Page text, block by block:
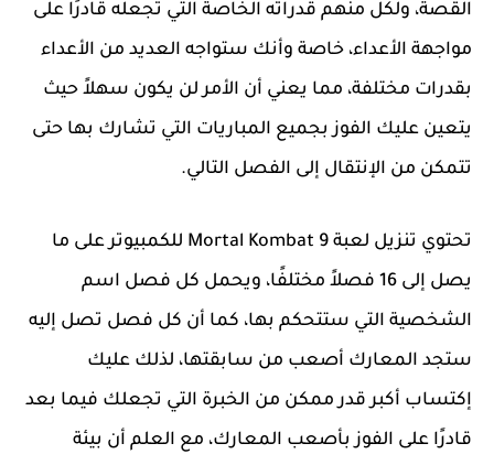
القصة، ولكل منهم قدراته الخاصة التي تجعله قادرًا على
مواجهة الأعداء، خاصة وأنك ستواجه العديد من الأعداء
بقدرات مختلفة، مما يعني أن الأمر لن يكون سهلاً حيث
يتعين عليك الفوز بجميع المباريات التي تشارك بها حتى
تتمكن من الإنتقال إلى الفصل التالي.
تحتوي تنزيل لعبة Mortal Kombat 9 للكمبيوتر على ما
يصل إلى 16 فصلاً مختلفًا، ويحمل كل فصل اسم
الشخصية التي ستتحكم بها، كما أن كل فصل تصل إليه
ستجد المعارك أصعب من سابقتها، لذلك عليك
إكتساب أكبر قدر ممكن من الخبرة التي تجعلك فيما بعد
قادرًا على الفوز بأصعب المعارك، مع العلم أن بيئة